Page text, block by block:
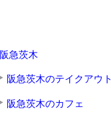
阪急茨木
阪急茨木のテイクアウト
阪急茨木のカフェ